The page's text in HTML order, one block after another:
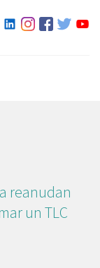
reanudan
un TLC